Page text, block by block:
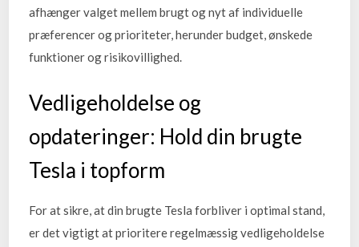
afhænger valget mellem brugt og nyt af individuelle
præferencer og prioriteter, herunder budget, ønskede
funktioner og risikovillighed.
Vedligeholdelse og
opdateringer: Hold din brugte
Tesla i topform
For at sikre, at din brugte Tesla forbliver i optimal stand,
er det vigtigt at prioritere regelmæssig vedligeholdelse